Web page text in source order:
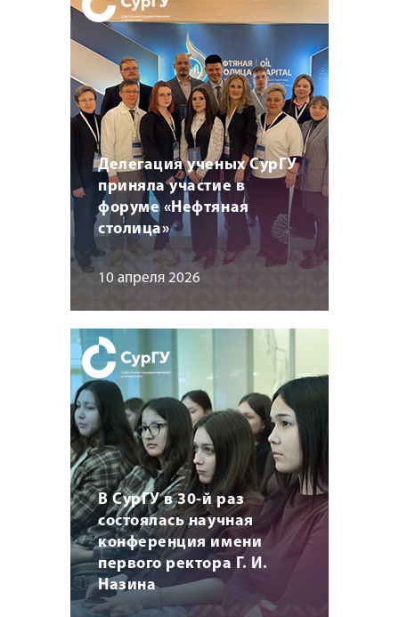
Делегация ученых СурГУ
приняла участие в
форуме «Нефтяная
столица»
10 апреля 2026
В СурГУ в 30-й раз
состоялась научная
конференция имени
первого ректора Г. И.
Назина